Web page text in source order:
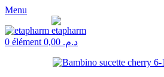
Menu
0 élément د.م.